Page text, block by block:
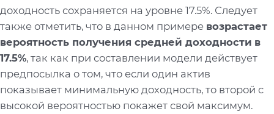
доходность сохраняется на уровне 17.5%. Следует
также отметить, что в данном примере возрастает
вероятность получения средней доходности в
17.5%, так как при составлении модели действует
предпосылка о том, что если один актив
показывает минимальную доходность, то второй с
высокой вероятностью покажет свой максимум.